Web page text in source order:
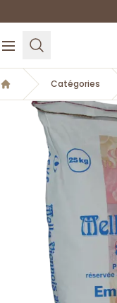
Ouvrir le menuRechercher
Accueil
Catégories